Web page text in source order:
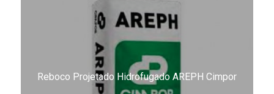
Reboco Projetado Hidrofugado AREPH Cimpor